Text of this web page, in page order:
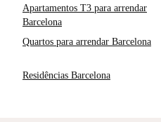
Apartamentos T3 para arrendar
Barcelona
Quartos para arrendar Barcelona
Residências Barcelona